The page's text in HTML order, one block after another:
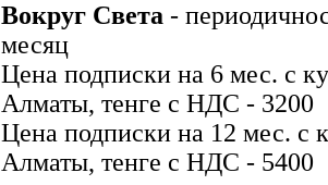
Вокруг Света -
месяц
Цена подписки на 6 мес. с
Алматы, тенге с НДС - 3200
Цена подписки на 12 мес. с
Алматы, тенге с НДС - 5400